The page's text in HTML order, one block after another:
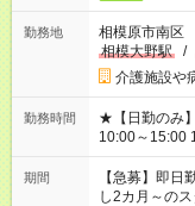
勤務地
相模原市南区
相模大野駅
/
介護施設や
勤務時間
★【日勤のみ】1日5時間
10:00～
期間
【急募】即
し2カ月～の